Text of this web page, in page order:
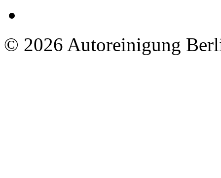
© 2026 Autoreinigung